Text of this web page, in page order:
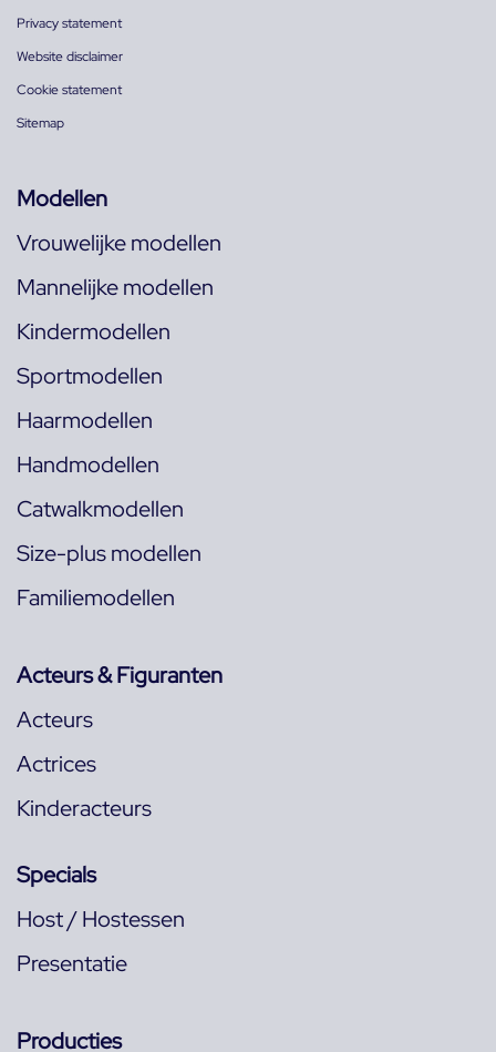
Privacy statement
Website disclaimer
Cookie statement
Sitemap
Modellen
Vrouwelijke modellen
Mannelijke modellen
Kindermodellen
Sportmodellen
Haarmodellen
Handmodellen
Catwalkmodellen
Size-plus modellen
Familiemodellen
Acteurs & Figuranten
Acteurs
Actrices
Kinderacteurs
Specials
Host / Hostessen
Presentatie
Producties